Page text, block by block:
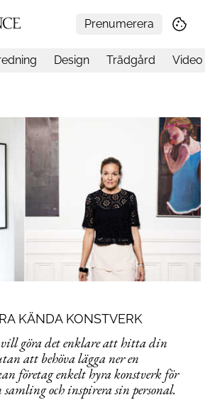
Prenumerera
Design Trädgård Video
KÄNDA KONSTVERK
göra det enklare att hitta din
att behöva lägga ner en
företag enkelt hyra konstverk för
och inspirera sin personal.